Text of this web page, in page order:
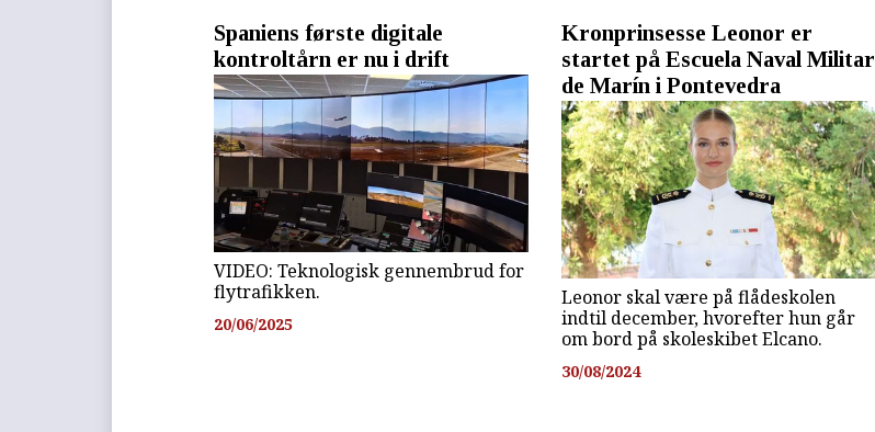
Spaniens første digitale
kontroltårn er nu i drift
VIDEO: Teknologisk gennembrud for
flytrafikken.
20/06/2025
Kronprinsesse Leonor er
startet på Escuela Naval Militar
de Marín i Pontevedra
Leonor skal være på flådeskolen
indtil december, hvorefter hun går
om bord på skoleskibet Elcano.
30/08/2024